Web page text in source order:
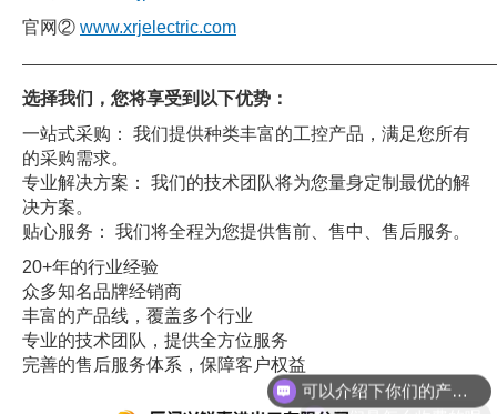
官网② www.xrjelectric.com
选择我们，您将享受到以下优势：
一站式采购： 我们提供种类丰富的工控产品，满足您所有
的采购需求。
专业解决方案： 我们的技术团队将为您量身定制最优的解
决方案。
贴心服务： 我们将全程为您提供售前、售中、售后服务。
20+年的行业经验
众多知名品牌经销商
丰富的产品线，覆盖多个行业
专业的技术团队，提供全方位服务
完善的售后服务体系，保障客户权益
你们是怎么收费的呢